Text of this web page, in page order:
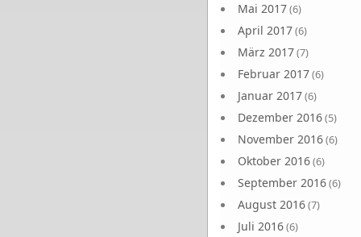
Mai 2017(6)
April 2017(6)
März 2017(7)
Februar 2017(6)
Januar 2017(6)
Dezember 2016(5)
November 2016(6)
Oktober 2016(6)
September 2016(6)
August 2016(7)
Juli 2016(6)